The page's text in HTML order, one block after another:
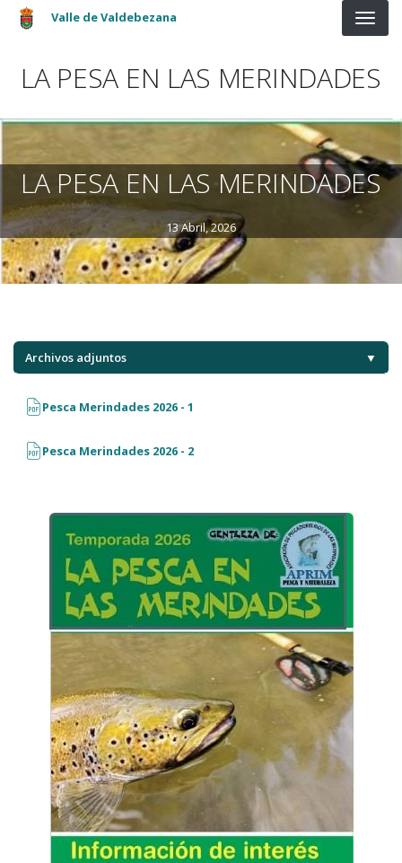
Pasar al contenido principal
Valle de Valdebezana
LA PESA EN LAS MERINDADES
LA PESA EN LAS MERINDADES
13 Abril, 2026
Archivos adjuntos ▼
Pesca Merindades 2026 - 1
Pesca Merindades 2026 - 2